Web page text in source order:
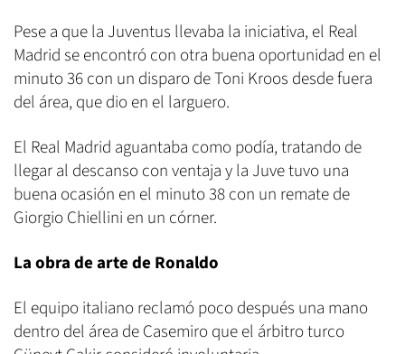
Pese a que la Juventus llevaba la iniciativa, el Real
Madrid se encontró con otra buena oportunidad en el
minuto 36 con un disparo de Toni Kroos desde fuera
del área, que dio en el larguero.
El Real Madrid aguantaba como podía, tratando de
llegar al descanso con ventaja y la Juve tuvo una
buena ocasión en el minuto 38 con un remate de
Giorgio Chiellini en un córner.
La obra de arte de Ronaldo
El equipo italiano reclamó poco después una mano
dentro del área de Casemiro que el árbitro turco